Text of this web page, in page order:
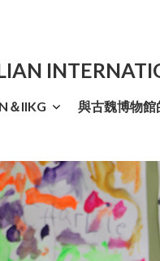
＆IIKG 與古魏博物館